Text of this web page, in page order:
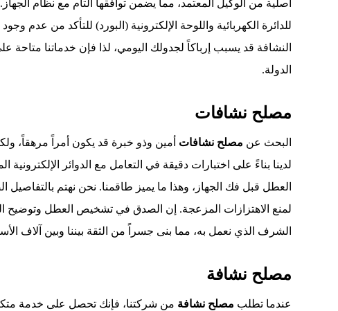
أصلية من الوكيل المعتمد، مما يضمن توافقها التام مع نظام
للدائرة الكهربائية واللوحة الإلكترونية (البورد) للتأكد من
النشافة قد يسبب إرباكاً لجدولك اليومي، لذا فإن خدماتنا متاحة
الدولة.
مصلح نشافات
البحث عن مصلح نشافات أمين وذو خبرة قد يكون أمراً مرهقاً،
لدينا بناءً على اختبارات دقيقة في التعامل مع الدوائر
العطل قبل فك الجهاز، وهذا ما يميز طاقمنا. نحن نهتم بالتفاصيل
لمنع الاهتزازات المزعجة. إن الصدق في تشخيص العطل وتوضيح
الشرف الذي نعمل به، مما بنى جسراً من الثقة بيننا وبين آلاف
مصلح نشافة
عندما تطلب مصلح نشافة من شركتنا، فإنك تحصل على خدمة